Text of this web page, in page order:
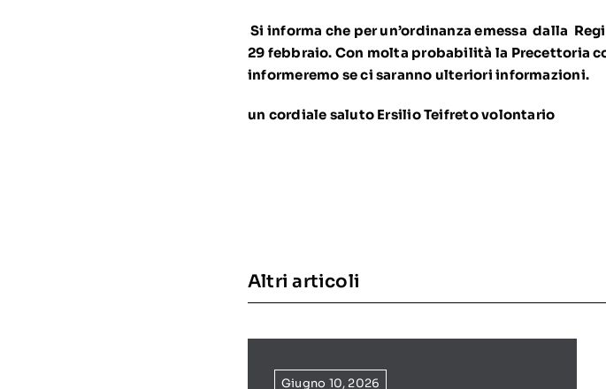
Si informa che per un’ordinanza emessa dalla
29 febbraio. Con molta probabilità la Precettoria
informeremo se ci saranno ulteriori informazioni.
un cordiale saluto Ersilio Teifreto volontario
Altri articoli
Giugno 10, 2026